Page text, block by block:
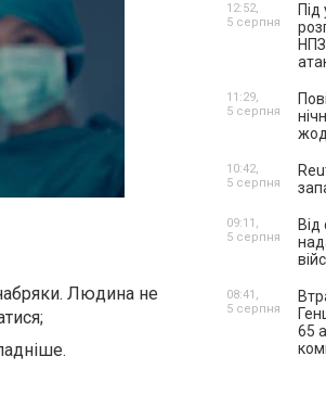
Людина не
12:52,
5 серпня
11:29,
5 серпня
10:42,
5 серпня
09:11,
5 серпня
65
08:41,
5 серпня